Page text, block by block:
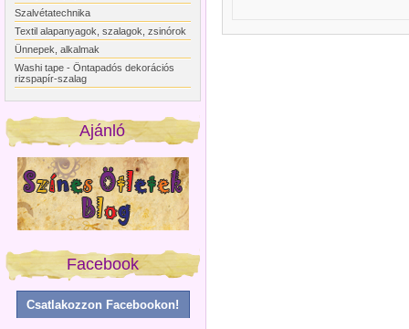
Szalvétatechnika
Textil alapanyagok, szalagok, zsinórok
Ünnepek, alkalmak
Washi tape - Öntapadós dekorációs
rizspapír-szalag
Ajánló
Facebook
Csatlakozzon Facebookon!